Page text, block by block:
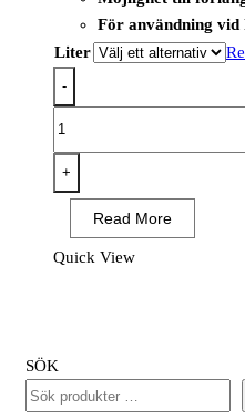
För användning
Liter
-
XT
320
mängd
+
Read More
Quick View
SÖK